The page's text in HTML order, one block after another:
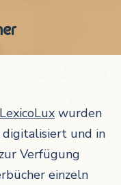
LexicoLux wurden
und in
Verfügung
einzeln